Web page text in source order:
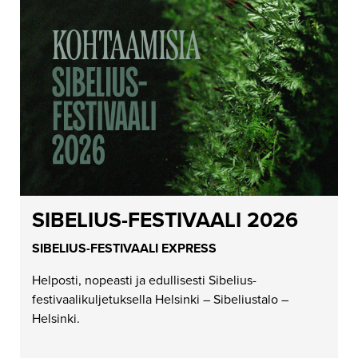
SIBELIUS-FESTIVAALI 2026
SIBELIUS-FESTIVAALI EXPRESS
Helposti, nopeasti ja edullisesti Sibelius-
festivaalikuljetuksella Helsinki – Sibeliustalo –
Helsinki.